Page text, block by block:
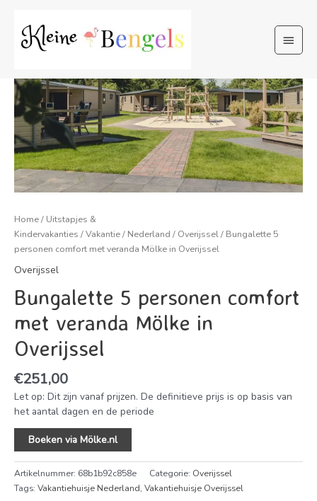
inhoud
Home/ Uitstapjes &
Kindervakanties /Vakantie/ Nederland / Overijssel/ Bungalette 5
personen comfort met veranda Mölke in Overijssel
Overijssel
Bungalette 5 personen comfort
met veranda Mölke in
Overijssel
€251,00
Let op: Dit zijn vanaf prijzen. De definitieve prijs is op basis van
het aantal dagen en de periode
Boeken via Mölke.nl
Artikelnummer: 68b1b92c858e Categorie: Overijssel
Tags: Vakantiehuisje Nederland, Vakantiehuisje Overijssel